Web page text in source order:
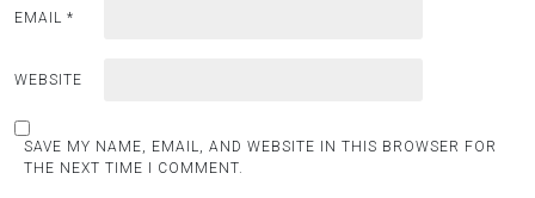
EMAIL *
WEBSITE
SAVE MY NAME, EMAIL, AND WEBSITE IN THIS BROWSER FOR
THE NEXT TIME I COMMENT.